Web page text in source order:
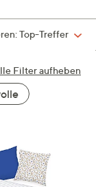
Top-Treffer
Filter aufheben